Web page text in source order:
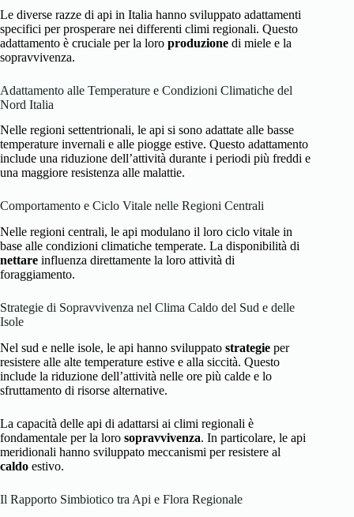
Le diverse razze di api in Italia hanno sviluppato adattamenti
specifici per prosperare nei differenti climi regionali. Questo
adattamento è cruciale per la loro produzione di miele e la
sopravvivenza.
Adattamento alle Temperature e Condizioni Climatiche del
Nord Italia
Nelle regioni settentrionali, le api si sono adattate alle basse
temperature invernali e alle piogge estive. Questo adattamento
include una riduzione dell’attività durante i periodi più freddi e
una maggiore resistenza alle malattie.
Comportamento e Ciclo Vitale nelle Regioni Centrali
Nelle regioni centrali, le api modulano il loro ciclo vitale in
base alle condizioni climatiche temperate. La disponibilità di
nettare influenza direttamente la loro attività di
foraggiamento.
Strategie di Sopravvivenza nel Clima Caldo del Sud e delle
Isole
Nel sud e nelle isole, le api hanno sviluppato strategie per
resistere alle alte temperature estive e alla siccità. Questo
include la riduzione dell’attività nelle ore più calde e lo
sfruttamento di risorse alternative.
La capacità delle api di adattarsi ai climi regionali è
fondamentale per la loro sopravvivenza. In particolare, le api
meridionali hanno sviluppato meccanismi per resistere al
caldo estivo.
Il Rapporto Simbiotico tra Api e Flora Regionale